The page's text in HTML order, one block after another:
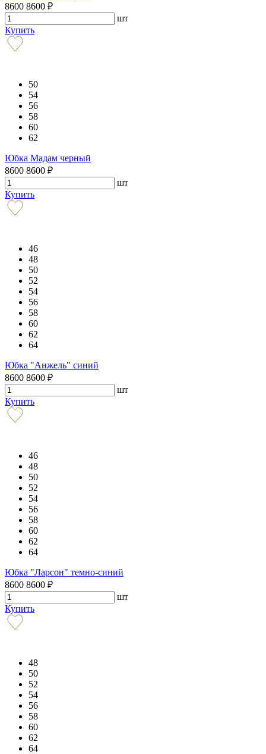
8600 8600 ₽
шт
Купить
50
54
56
58
60
62
Юбка Мадам черный
8600 8600 ₽
шт
Купить
46
48
50
52
54
56
58
60
62
64
Юбка "Анжель" синий
8600 8600 ₽
шт
Купить
46
48
50
52
54
56
58
60
62
64
Юбка "Ларсон" темно-синий
8600 8600 ₽
шт
Купить
48
50
52
54
56
58
60
62
64